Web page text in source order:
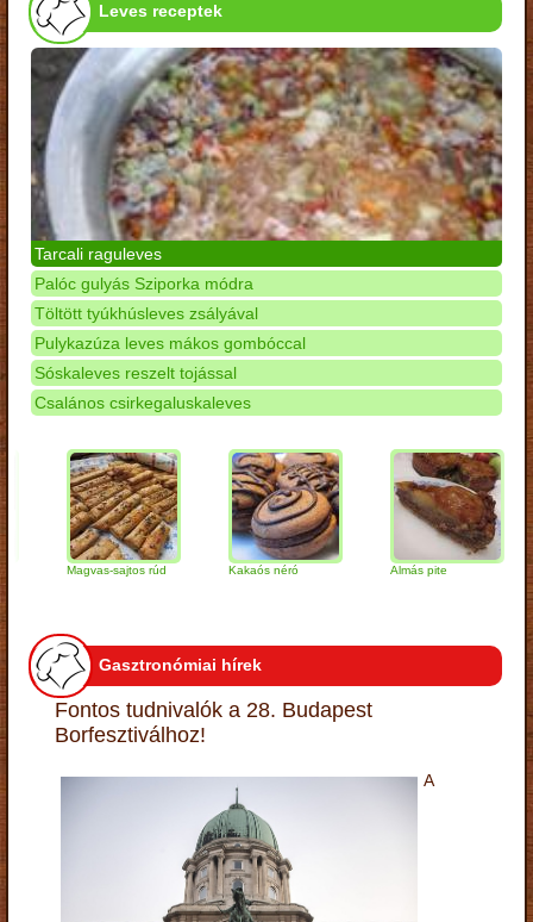
Leves receptek
Tarcali raguleves
Palóc gulyás Sziporka módra
Töltött tyúkhúsleves zsályával
Pulykazúza leves mákos gombóccal
Sóskaleves reszelt tojással
Csalános csirkegaluskaleves
Magvas-sajtos rúd Kakaós néró Almás pite
Gasztronómiai hírek
Fontos tudnivalók a 28. Budapest
Borfesztiválhoz!
A